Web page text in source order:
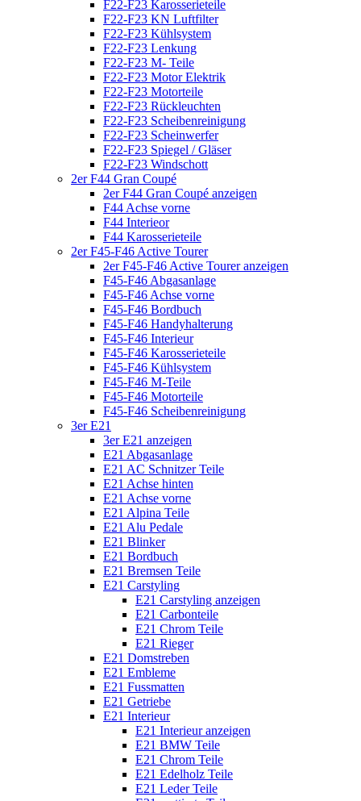
F22-F23 Karosserieteile
F22-F23 KN Luftfilter
F22-F23 Kühlsystem
F22-F23 Lenkung
F22-F23 M- Teile
F22-F23 Motor Elektrik
F22-F23 Motorteile
F22-F23 Rückleuchten
F22-F23 Scheibenreinigung
F22-F23 Scheinwerfer
F22-F23 Spiegel / Gläser
F22-F23 Windschott
2er F44 Gran Coupé
2er F44 Gran Coupé anzeigen
F44 Achse vorne
F44 Interieor
F44 Karosserieteile
2er F45-F46 Active Tourer
2er F45-F46 Active Tourer anzeigen
F45-F46 Abgasanlage
F45-F46 Achse vorne
F45-F46 Bordbuch
F45-F46 Handyhalterung
F45-F46 Interieur
F45-F46 Karosserieteile
F45-F46 Kühlsystem
F45-F46 M-Teile
F45-F46 Motorteile
F45-F46 Scheibenreinigung
3er E21
3er E21 anzeigen
E21 Abgasanlage
E21 AC Schnitzer Teile
E21 Achse hinten
E21 Achse vorne
E21 Alpina Teile
E21 Alu Pedale
E21 Blinker
E21 Bordbuch
E21 Bremsen Teile
E21 Carstyling
E21 Carstyling anzeigen
E21 Carbonteile
E21 Chrom Teile
E21 Rieger
E21 Domstreben
E21 Embleme
E21 Fussmatten
E21 Getriebe
E21 Interieur
E21 Interieur anzeigen
E21 BMW Teile
E21 Chrom Teile
E21 Edelholz Teile
E21 Leder Teile